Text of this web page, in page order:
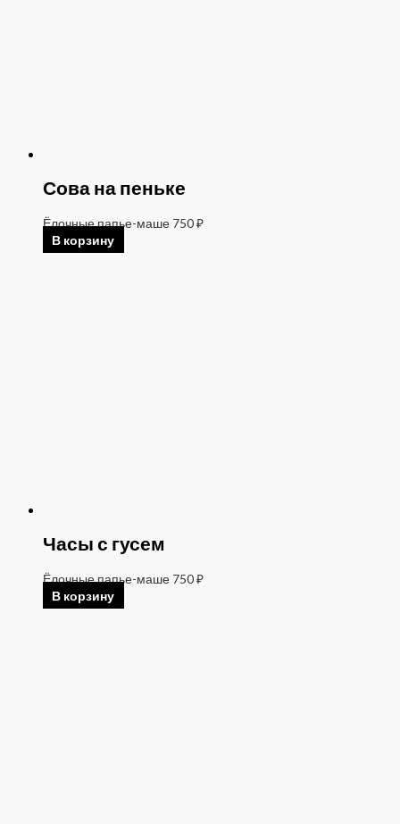
Сова на пеньке
Ёлочные папье-маше 750₽
В корзину
Часы с гусем
Ёлочные папье-маше 750₽
В корзину